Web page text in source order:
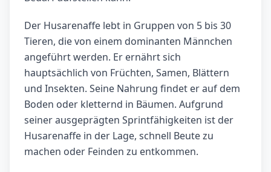
Der Husarenaffe lebt in Gruppen von 5 bis 30
Tieren, die von einem dominanten Männchen
angeführt werden. Er ernährt sich
hauptsächlich von Früchten, Samen, Blättern
und Insekten. Seine Nahrung findet er auf dem
Boden oder kletternd in Bäumen. Aufgrund
seiner ausgeprägten Sprintfähigkeiten ist der
Husarenaffe in der Lage, schnell Beute zu
machen oder Feinden zu entkommen.